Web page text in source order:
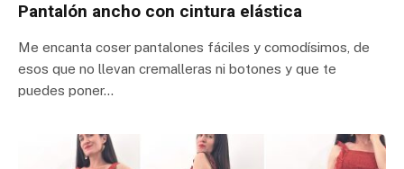
Pantalón ancho con cintura elástica
Me encanta coser pantalones fáciles y comodísimos, de
esos que no llevan cremalleras ni botones y que te
puedes poner…